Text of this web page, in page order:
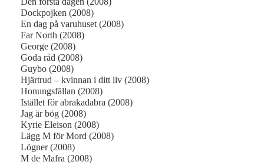
Dockpojken (2008)
En dag på varuhuset (2008)
Far North (2008)
George (2008)
Goda råd (2008)
Guybo (2008)
Hjärtrud – kvinnan i ditt liv (2008)
Honungsfällan (2008)
Istället för abrakadabra (2008)
Jag är bög (2008)
Kyrie Eleison (2008)
Lägg M för Mord (2008)
Lögner (2008)
M de Mafra (2008)